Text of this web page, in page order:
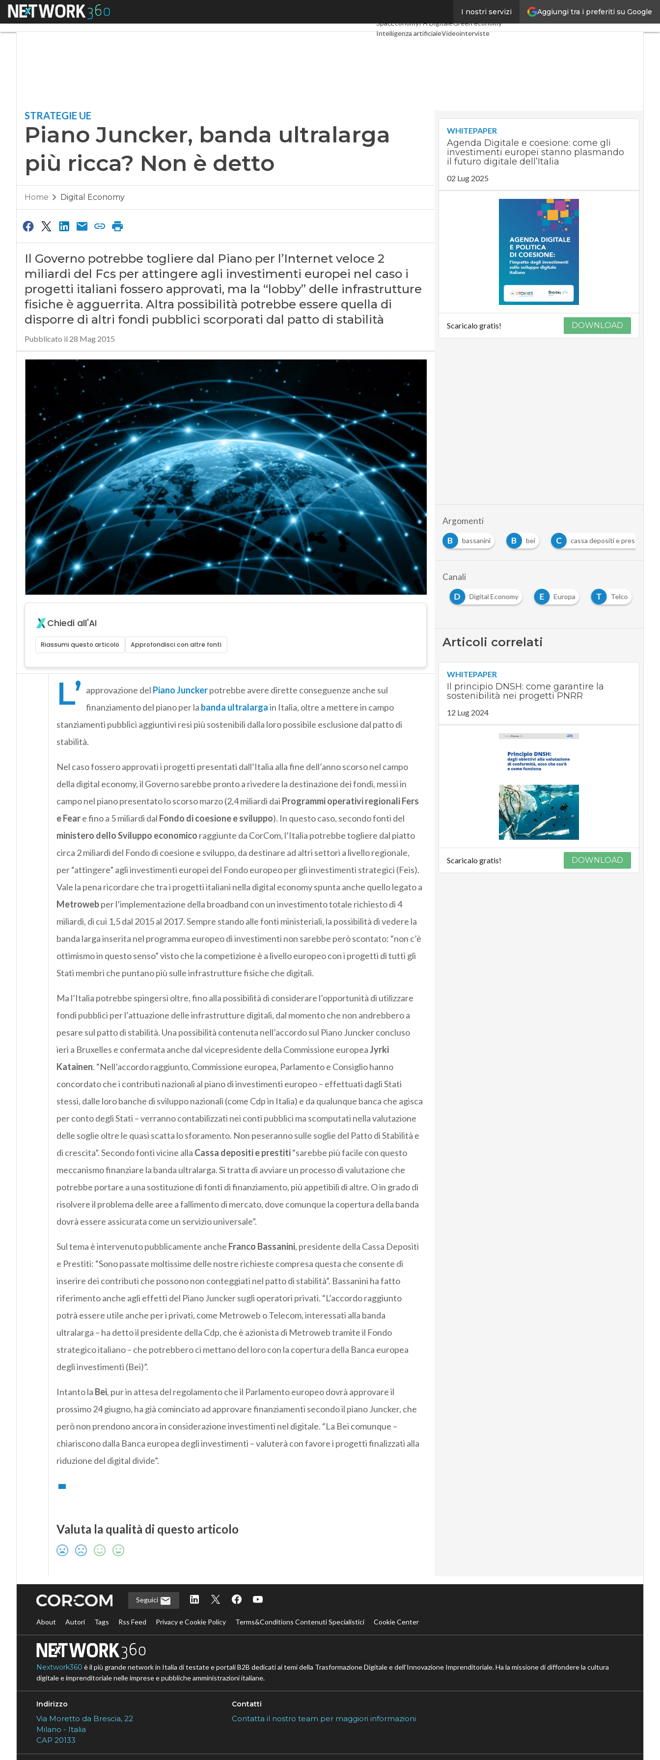
Aggiungi tra i preferiti su Google
I nostri servizi
Menu Digital Economy TelcoIndustria 4.0
SpacEconomyPA DigitaleGreen economy
Intelligenza artificialeVideointerviste
STRATEGIE UE
Piano Juncker, banda ultralarga
più ricca? Non è detto
Home Digital Economy
Il Governo potrebbe togliere dal Piano per l’Internet veloce 2
miliardi del Fcs per attingere agli investimenti europei nel caso i
progetti italiani fossero approvati, ma la “lobby” delle infrastrutture
fisiche è agguerrita. Altra possibilità potrebbe essere quella di
disporre di altri fondi pubblici scorporati dal patto di stabilità
Pubblicato il 28 Mag 2015
Chiedi all'AI
Riassumi questo articolo Approfondisci con altre fonti
L’ approvazione del Piano Junckerpotrebbe avere dirette conseguenze anche sul
finanziamento del piano per la banda ultralargain Italia, oltre a mettere in campo
stanziamenti pubblici aggiuntivi resi più sostenibili dalla loro possibile esclusione dal patto di
stabilità.
Nel caso fossero approvati i progetti presentati dall’Italia alla fine dell’anno scorso nel campo
della digital economy, il Governo sarebbe pronto a rivedere la destinazione dei fondi, messi in
campo nel piano presentato lo scorso marzo (2,4 miliardi dai Programmi operativi regionali Fers
e Feare fino a 5 miliardi dal Fondo di coesione e sviluppo). In questo caso, secondo fonti del
ministero dello Sviluppo economico raggiunte da CorCom, l’Italia potrebbe togliere dal piatto
circa 2 miliardi del Fondo di coesione e sviluppo, da destinare ad altri settori a livello regionale,
per “attingere” agli investimenti europei del Fondo europeo per gli investimenti strategici (Feis).
Vale la pena ricordare che tra i progetti italiani nella digital economy spunta anche quello legato a
Metrowebper l’implementazione della broadband con un investimento totale richiesto di 4
miliardi, di cui 1,5 dal 2015 al 2017. Sempre stando alle fonti ministeriali, la possibilità di vedere la
banda larga inserita nel programma europeo di investimenti non sarebbe però scontato: “non c’è
ottimismo in questo senso” visto che la competizione è a livello europeo con i progetti di tutti gli
Stati membri che puntano più sulle infrastrutture fisiche che digitali.
Ma l’Italia potrebbe spingersi oltre, fino alla possibilità di considerare l’opportunità di utilizzare
fondi pubblici per l’attuazione delle infrastrutture digitali, dal momento che non andrebbero a
pesare sul patto di stabilità. Una possibilità contenuta nell’accordo sul Piano Juncker concluso
ieri a Bruxelles e confermata anche dal vicepresidente della Commissione europeaJyrki
Katainen. “Nell’accordo raggiunto, Commissione europea, Parlamento e Consiglio hanno
concordato che i contributi nazionali al piano di investimenti europeo – effettuati dagli Stati
stessi, dalle loro banche di sviluppo nazionali (come Cdp in Italia) e da qualunque banca che agisca
per conto degli Stati – verranno contabilizzati nei conti pubblici ma scomputati nella valutazione
delle soglie oltre le quasi scatta lo sforamento. Non peseranno sulle soglie del Patto di Stabilità e
di crescita”. Secondo fonti vicine alla Cassa depositi e prestiti“sarebbe più facile con questo
meccanismo finanziare la banda ultralarga. Si tratta di avviare un processo di valutazione che
potrebbe portare a una sostituzione di fonti di finanziamento, più appetibili di altre. O in grado di
risolvere il problema delle aree a fallimento di mercato, dove comunque la copertura della banda
dovrà essere assicurata come un servizio universale”.
Sul tema è intervenuto pubblicamente anche Franco Bassanini, presidente della Cassa Depositi
e Prestiti: “Sono passate moltissime delle nostre richieste compresa questa che consente di
inserire dei contributi che possono non conteggiati nel patto di stabilità”. Bassanini ha fatto
riferimento anche agli effetti del Piano Juncker sugli operatori privati. “L’accordo raggiunto
potrà essere utile anche per i privati, come Metroweb o Telecom, interessati alla banda
ultralarga – ha detto il presidente della Cdp, che è azionista di Metroweb tramite il Fondo
strategico italiano – che potrebbero ci mettano del loro con la copertura della Banca europea
degli investimenti (Bei)”.
Intanto la Bei, pur in attesa del regolamento che il Parlamento europeo dovrà approvare il
prossimo 24 giugno, ha già cominciato ad approvare finanziamenti secondo il piano Juncker, che
però non prendono ancora in considerazione investimenti nel digitale. “La Bei comunque –
chiariscono dalla Banca europea degli investimenti – valuterà con favore i progetti finalizzati alla
riduzione del digital divide”.
Valuta la qualità di questo articolo
WHITEPAPER
Agenda Digitale e coesione: come gli
investimenti europei stanno plasmando
il futuro digitale dell’Italia
02 Lug 2025
Scaricalo gratis! DOWNLOAD
Argomenti
B
banda ultralarga B B bei C cassa depositi e prestiti J juncker
Canali
B
Banda Ultralarga D Digital Economy E Europa T Telco
Articoli correlati
WHITEPAPER
Il principio DNSH: come garantire la
sostenibilità nei progetti PNRR
12 Lug 2024
Scaricalo gratis! DOWNLOAD
Seguici
About Autori Tags Rss Feed Privacy e Cookie Policy Terms&Conditions Contenuti Specialistici Cookie Center
Nextwork360 è il più grande network in Italia di testate e portali B2B dedicati ai temi della Trasformazione Digitale e dell’Innovazione Imprenditoriale. Ha la missione di diffondere la cultura
digitale e imprenditoriale nelle imprese e pubbliche amministrazioni italiane.
Indirizzo
Via Moretto da Brescia, 22
Milano - Italia
CAP 20133
Contatti
Contatta il nostro team per maggiori informazioni